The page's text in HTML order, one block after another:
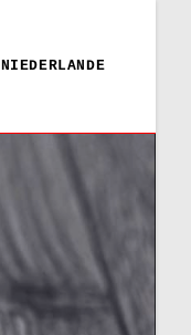
NIEDERLANDE